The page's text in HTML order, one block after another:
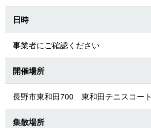
日時
事業者にご確認ください
開催場所
長野市東和田700 東和田テニスコート
集散場所